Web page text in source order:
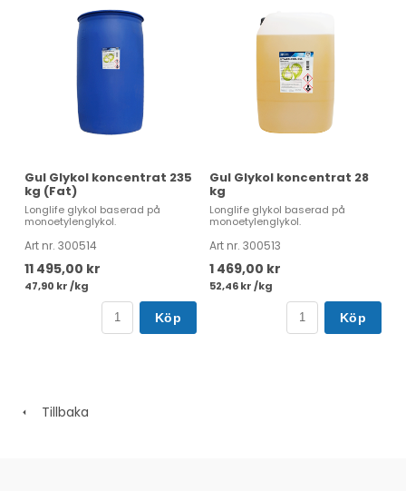
Gul Glykol koncentrat 235
kg (Fat)
Longlife glykol baserad på
monoetylenglykol.
Art nr. 300514
11 495,00 kr
47,90 kr /kg
Köp
Gul Glykol koncentrat 28
kg
Longlife glykol baserad på
monoetylenglykol.
Art nr. 300513
1 469,00 kr
52,46 kr /kg
Köp
Tillbaka